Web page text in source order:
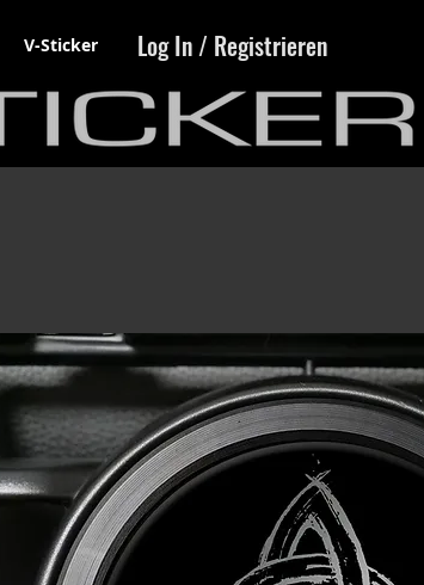
V-Sticker Log In / Registrieren